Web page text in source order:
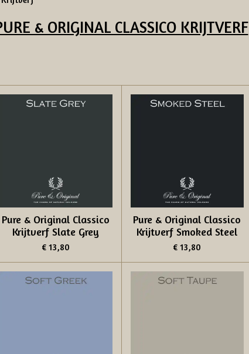
& ORIGINAL CLASSICO KRIJTVERF
Pure & Original Classico
Krijtverf Slate Grey
€ 13,80
Pure & Original Classico
Krijtverf Smoked Steel
€ 13,80